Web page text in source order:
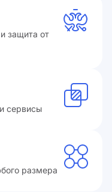
защита от
сервисы
размера